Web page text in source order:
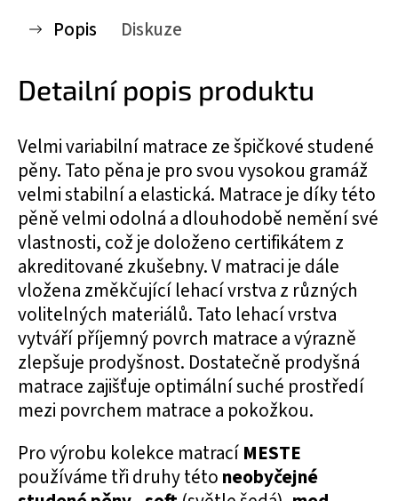
Popis Diskuze
Detailní popis produktu
Velmi variabilní matrace ze špičkové studené
pěny. Tato pěna je pro svou vysokou gramáž
velmi stabilní a elastická. Matrace je díky této
pěně velmi odolná a dlouhodobě nemění své
vlastnosti, což je doloženo certifikátem z
akreditované zkušebny. V matraci je dále
vložena změkčující lehací vrstva z různých
volitelných materiálů. Tato lehací vrstva
vytváří příjemný povrch matrace a výrazně
zlepšuje prodyšnost. Dostatečně prodyšná
matrace zajišťuje optimální suché prostředí
mezi povrchem matrace a pokožkou.
Pro výrobu kolekce matrací MESTE
používáme tři druhy této neobyčejné